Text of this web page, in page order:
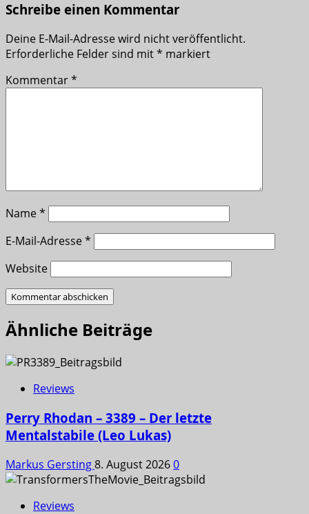
Schreibe einen Kommentar
Deine E-Mail-Adresse wird nicht veröffentlicht.
Erforderliche Felder sind mit* markiert
Kommentar*
Name*
E-Mail-Adresse*
Website
Ähnliche Beiträge
Reviews
Perry Rhodan – 3389 – Der letzte
Mentalstabile (Leo Lukas)
Markus Gersting8. August 20260
Reviews